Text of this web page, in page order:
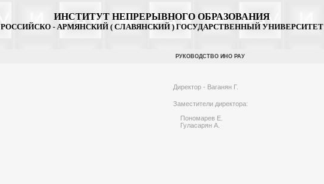
ИНСТИТУТ НЕПРЕРЫВНОГО ОБРАЗОВАНИЯ
РОССИЙСКО - АРМЯНСКИЙ ( СЛАВЯНСКИЙ ) ГОСУДАРСТВЕННЫЙ УНИВЕРСИТЕТ
РУКОВОДСТВО ИНО РАУ
Директор - Ваганян Г.
Заместители директора:
Пономарев Е.
Гуласарян А.